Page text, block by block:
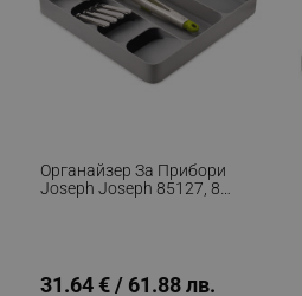
Органайзер За Прибори
Joseph Joseph 85127, 8
31.64 € / 61.88 лв.